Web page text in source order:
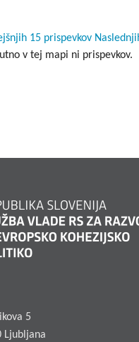
15 prispevkov
v tej mapi ni prispevkov.
5
Ljubljana